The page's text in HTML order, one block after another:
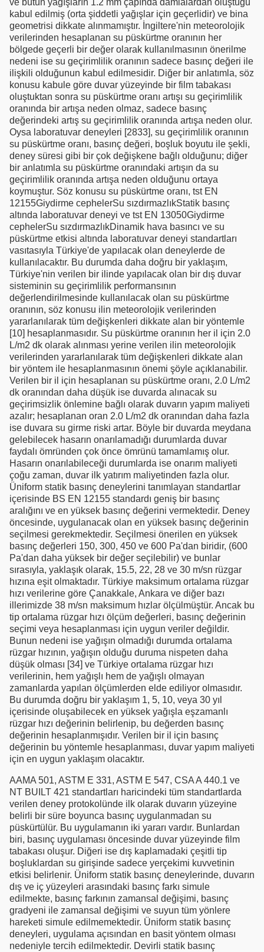
ve bütün yağışların 1.2 mm çapında damlalardan oluştuğu
kabul edilmiş (orta şiddetli yağışlar için geçerlidir) ve bina
geometrisi dikkate alınmamıştır. İngiltere'nin meteorolojik
verilerinden hesaplanan su püskürtme oranının her
bölgede geçerli bir değer olarak kullanılmasının önerilme
nedeni ise su geçirimlilik oranının sadece basınç değeri ile
ilişkili olduğunun kabul edilmesidir. Diğer bir anlatımla, söz
konusu kabule göre duvar yüzeyinde bir film tabakası
oluştuktan sonra su püskürtme oranı artışı su geçirimlilik
oranında bir artışa neden olmaz, sadece basınç
değerindeki artış su geçirimlilik oranında artışa neden olur.
Oysa laboratuvar deneyleri [2833], su geçirimlilik oranının
su püskürtme oranı, basınç değeri, boşluk boyutu ile şekli,
deney süresi gibi bir çok değişkene bağlı olduğunu; diğer
bir anlatımla su püskürtme oranındaki artışın da su
geçirimlilik oranında artışa neden olduğunu ortaya
koymuştur. Söz konusu su püskürtme oranı, tst EN
12155Giydirme cephelerSu sızdırmazlıkStatik basınç
altında laboratuvar deneyi ve tst EN 13050Giydirme
cephelerSu sızdırmazlıkDinamik hava basıncı ve su
püskürtme etkisi altında laboratuvar deneyi standartları
vasıtasıyla Türkiye'de yapılacak olan deneylerde de
kullanılacaktır. Bu durumda daha doğru bir yaklaşım,
Türkiye'nin verilen bir ilinde yapılacak olan bir dış duvar
sisteminin su geçirimlilik performansının
değerlendirilmesinde kullanılacak olan su püskürtme
oranının, söz konusu ilin meteorolojik verilerinden
yararlanılarak tüm değişkenleri dikkate alan bir yöntemle
[10] hesaplanmasıdır. Su püskürtme oranının her il için 2.0
L/m2 dk olarak alınması yerine verilen ilin meteorolojik
verilerinden yararlanılarak tüm değişkenleri dikkate alan
bir yöntem ile hesaplanmasının önemi şöyle açıklanabilir.
Verilen bir il için hesaplanan su püskürtme oranı, 2.0 L/m2
dk oranından daha düşük ise duvarda alınacak su
geçirimsizlik önlemine bağlı olarak duvarın yapım maliyeti
azalır; hesaplanan oran 2.0 L/m2 dk oranından daha fazla
ise duvara su girme riski artar. Böyle bir duvarda meydana
gelebilecek hasarın onarılamadığı durumlarda duvar
faydalı ömründen çok önce ömrünü tamamlamış olur.
Hasarın onarılabileceği durumlarda ise onarım maliyeti
çoğu zaman, duvar ilk yatırım maliyetinden fazla olur.
Üniform statik basınç deneylerini tanımlayan standartlar
içerisinde BS EN 12155 standardı geniş bir basınç
aralığını ve en yüksek basınç değerini vermektedir. Deney
öncesinde, uygulanacak olan en yüksek basınç değerinin
seçilmesi gerekmektedir. Seçilmesi önerilen en yüksek
basınç değerleri 150, 300, 450 ve 600 Pa'dan biridir, (600
Pa'dan daha yüksek bir değer seçilebilir) ve bunlar
sırasıyla, yaklaşık olarak, 15.5, 22, 28 ve 30 m/sn rüzgar
hızına eşit olmaktadır. Türkiye maksimum ortalama rüzgar
hızı verilerine göre Çanakkale, Ankara ve diğer bazı
illerimizde 38 m/sn maksimum hızlar ölçülmüştür. Ancak bu
tip ortalama rüzgar hızı ölçüm değerleri, basınç değerinin
seçimi veya hesaplanması için uygun veriler değildir.
Bunun nedeni ise yağışın olmadığı durumda ortalama
rüzgar hızının, yağışın olduğu duruma nispeten daha
düşük olması [34] ve Türkiye ortalama rüzgar hızı
verilerinin, hem yağışlı hem de yağışlı olmayan
zamanlarda yapılan ölçümlerden elde ediliyor olmasıdır.
Bu durumda doğru bir yaklaşım 1, 5, 10, veya 30 yıl
içerisinde oluşabilecek en yüksek yağışla eşzamanlı
rüzgar hızı değerinin belirlenip, bu değerden basınç
değerinin hesaplanmışıdır. Verilen bir il için basınç
değerinin bu yöntemle hesaplanması, duvar yapım maliyeti
için en uygun yaklaşım olacaktır.
AAMA 501, ASTM E 331, ASTM E 547, CSA A 440.1 ve
NT BUILT 421 standartları haricindeki tüm standartlarda
verilen deney protokolünde ilk olarak duvarın yüzeyine
belirli bir süre boyunca basınç uygulanmadan su
püskürtülür. Bu uygulamanın iki yararı vardır. Bunlardan
biri, basınç uygulaması öncesinde duvar yüzeyinde film
tabakası oluşur. Diğeri ise dış kaplamadaki çeşitli tip
boşluklardan su girişinde sadece yerçekimi kuvvetinin
etkisi belirlenir. Üniform statik basınç deneylerinde, duvarın
dış ve iç yüzeyleri arasındaki basınç farkı simule
edilmekte, basınç farkının zamansal değişimi, basınç
gradyeni ile zamansal değişimi ve suyun tüm yönlere
hareketi simule edilmemektedir. Üniform statik basınç
deneyleri, uygulama açısından en basit yöntem olması
nedeniyle tercih edilmektedir. Devirli statik basınç